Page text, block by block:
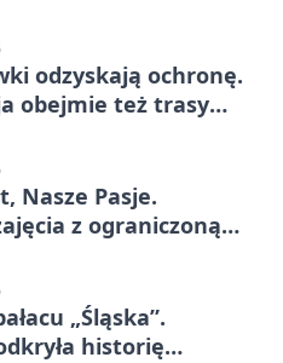
odzyskają ochronę.
obejmie też trasy
Nasze Pasje.
z ograniczoną
„Śląska”.
historię